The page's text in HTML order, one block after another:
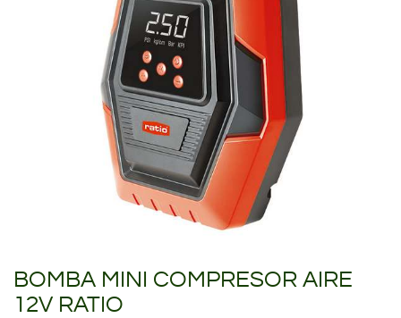
BOMBA MINI COMPRESOR AIRE
12V RATIO